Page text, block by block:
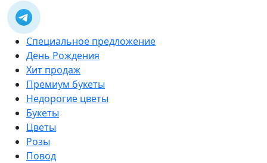
Специальное предложение
День Рождения
Хит продаж
Премиум букеты
Недорогие цветы
Букеты
Цветы
Розы
Повод